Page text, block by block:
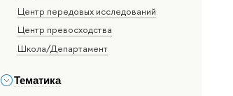
Центр передовых исследований
Центр превосходства
Школа/Департамент
Тематика